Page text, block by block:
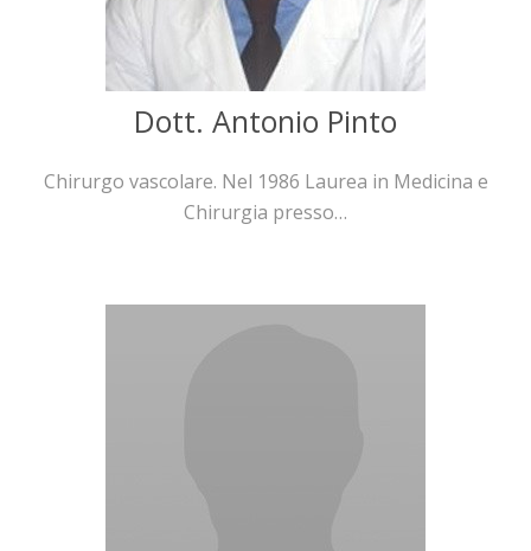
Dott. Antonio Pinto
Chirurgo vascolare. Nel 1986 Laurea in Medicina e
Chirurgia presso…